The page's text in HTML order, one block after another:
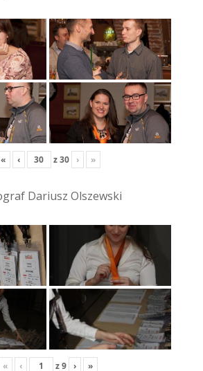
« ‹ z30 › »
Dariusz Olszewski
« ‹ z9 › »